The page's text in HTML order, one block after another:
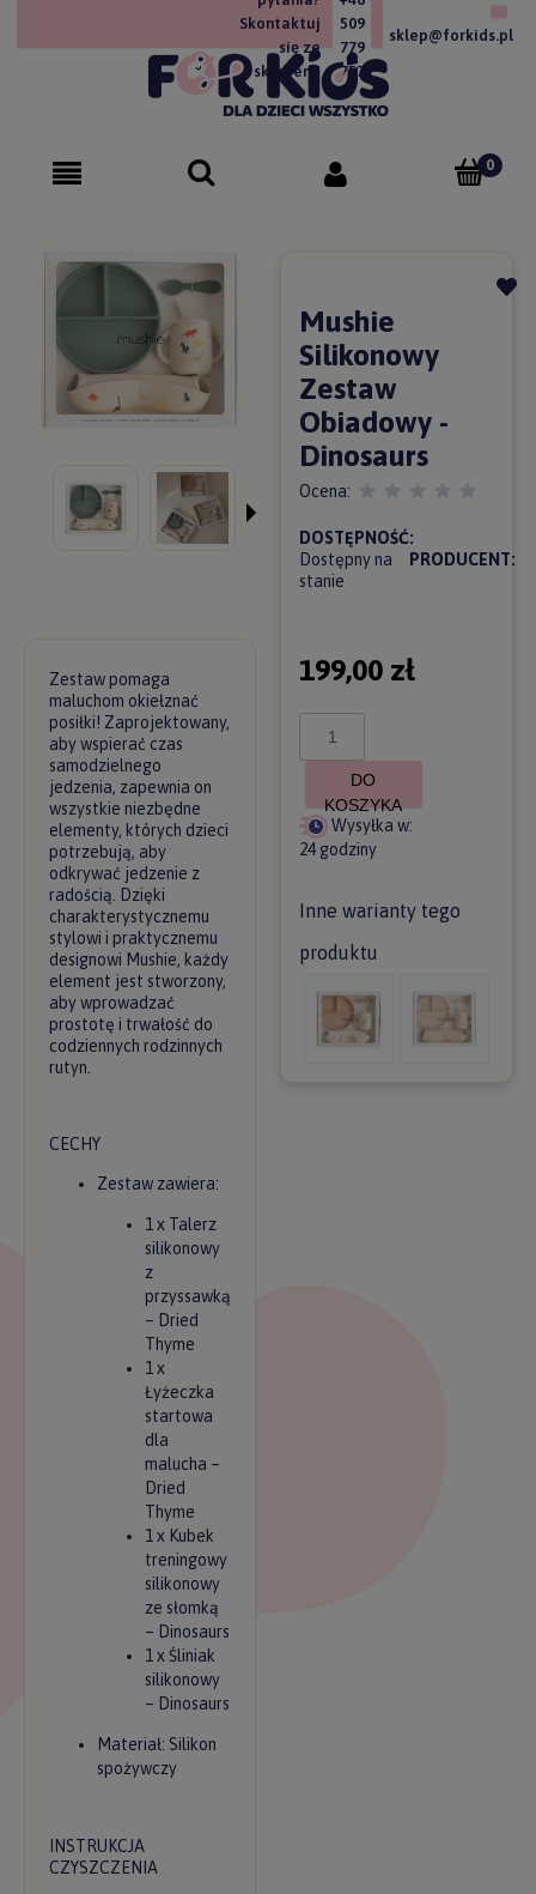
Skontaktuj
się ze
sklepem!
509
779
757
sklep@forkids.pl
Zestaw pomaga
maluchom okiełznać
posiłki! Zaprojektowany,
aby wspierać czas
samodzielnego
jedzenia, zapewnia on
wszystkie niezbędne
elementy, których dzieci
potrzebują, aby
odkrywać jedzenie z
radością. Dzięki
charakterystycznemu
stylowi i praktycznemu
designowi Mushie, każdy
element jest stworzony,
aby wprowadzać
prostotę i trwałość do
codziennych rodzinnych
rutyn.
CECHY
Zestaw zawiera:
1 x Talerz
silikonowy
z
przyssawką
– Dried
Thyme
1 x
Łyżeczka
startowa
dla
malucha –
Dried
Thyme
1 x Kubek
treningowy
silikonowy
ze słomką
– Dinosaurs
1 x Śliniak
silikonowy
– Dinosaurs
Materiał: Silikon
spożywczy
INSTRUKCJA
CZYSZCZENIA
Mushie
Silikonowy
Zestaw
Obiadowy -
Dinosaurs
Ocena:
DOSTĘPNOŚĆ:
Dostępny na
stanie
PRODUCENT:
199,00 zł
DO
KOSZYKA
Wysyłka w:
24 godziny
Inne warianty tego
produktu